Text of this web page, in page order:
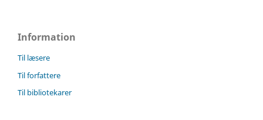
Information
Til læsere
Til forfattere
Til bibliotekarer